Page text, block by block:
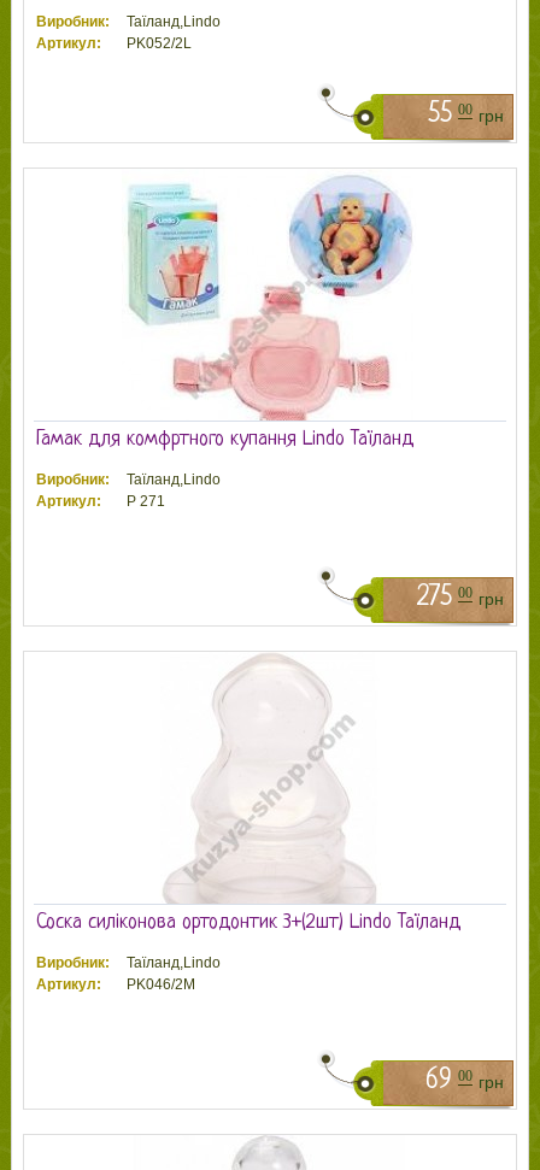
Виробник:
Таїланд,Lindo
Артикул:
PK052/2L
55 00 грн
Гамак для комфртного купання Lindo Таїланд
Виробник:
Таїланд,Lindo
Артикул:
P 271
275 00 грн
Соска силіконова ортодонтик 3+(2шт) Lindo Таїланд
Виробник:
Таїланд,Lindo
Артикул:
PK046/2M
69 00 грн